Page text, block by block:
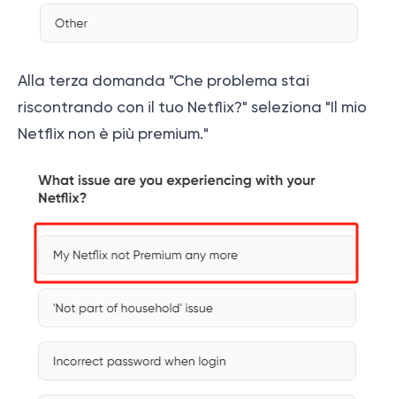
Alla terza domanda "Che problema stai
riscontrando con il tuo Netflix?" seleziona "Il mio
Netflix non è più premium."